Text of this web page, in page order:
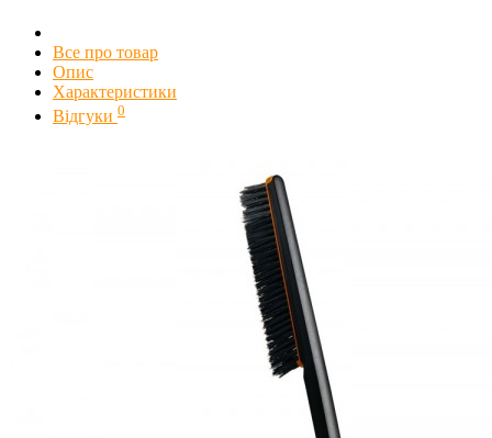
Все про товар
Опис
Характеристики
Відгуки 0